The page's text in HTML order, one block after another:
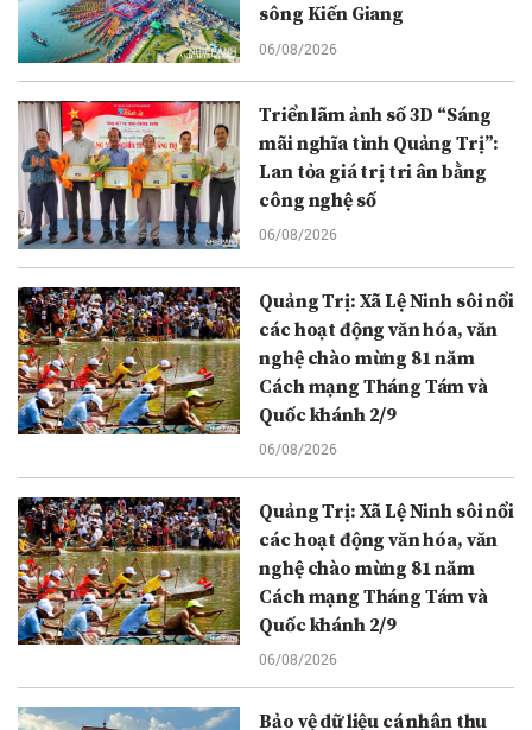
sông Kiến Giang
06/08/2026
Triển lãm ảnh số 3D “Sáng
mãi nghĩa tình Quảng Trị”:
Lan tỏa giá trị tri ân bằng
công nghệ số
06/08/2026
Quảng Trị: Xã Lệ Ninh sôi nổi
các hoạt động văn hóa, văn
nghệ chào mừng 81 năm
Cách mạng Tháng Tám và
Quốc khánh 2/9
06/08/2026
Quảng Trị: Xã Lệ Ninh sôi nổi
các hoạt động văn hóa, văn
nghệ chào mừng 81 năm
Cách mạng Tháng Tám và
Quốc khánh 2/9
06/08/2026
Bảo vệ dữ liệu cá nhân thu